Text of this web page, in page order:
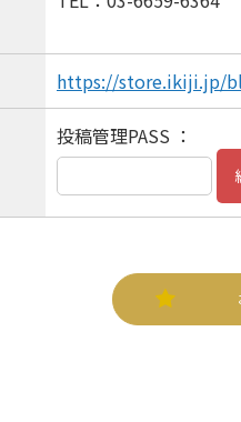
https://store.ikiji.jp/
投稿管理PASS ：